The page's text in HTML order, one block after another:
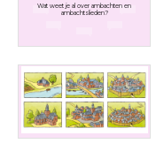
Wat weet je al over ambachten en
ambachtslieden?